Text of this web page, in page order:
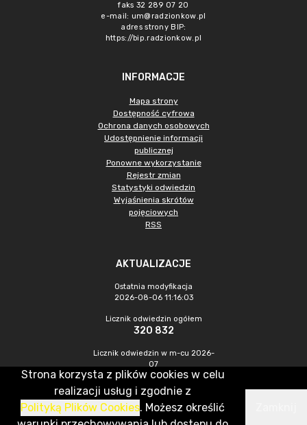
faks 32 289 07 20
e-mail: um@radzionkow.pl
adres strony BIP:
https://bip.radzionkow.pl
INFORMACJE
Mapa strony
Dostępność cyfrowa
Ochrona danych osobowych
Udostępnienie informacji
publicznej
Ponowne wykorzystanie
Rejestr zmian
Statystyki odwiedzin
Wyjaśnienia skrótów
pojęciowych
RSS
AKTUALIZACJE
Ostatnia modyfikacja
2026-08-06 11:16:03
Licznik odwiedzin ogółem
320 832
Licznik odwiedzin w m-cu 2026-
07
891
CMS & Hosting: Nefeni Sp. z o.o.
Strona korzysta z plików cookies w celu
realizacji usług i zgodnie z
Polityką Plików Cookies. Możesz określić